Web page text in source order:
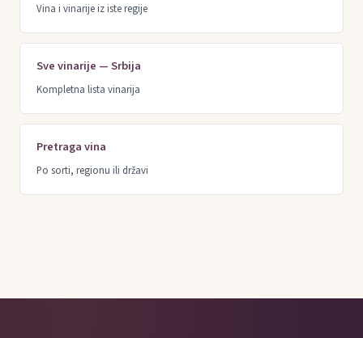
Vina i vinarije iz iste regije
Sve vinarije — Srbija
Kompletna lista vinarija
Pretraga vina
Po sorti, regionu ili državi